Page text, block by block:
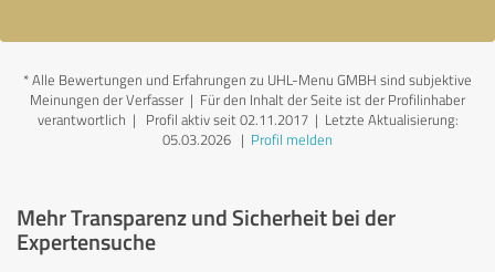
*Alle Bewertungen und Erfahrungen zu UHL-Menu GMBH sind subjektive
Meinungen der Verfasser | Für den Inhalt der Seite ist der Profilinhaber
verantwortlich | Profil aktiv seit 02.11.2017 | Letzte Aktualisierung:
05.03.2026 | Profil melden
Mehr Transparenz und Sicherheit bei der
Expertensuche